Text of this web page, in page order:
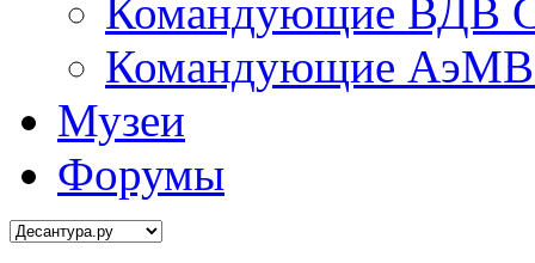
Командующие ВДВ
Командующие АэМВ
Музеи
Форумы